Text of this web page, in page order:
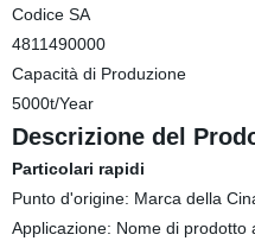
Codice SA
4811490000
Capacità di Produzione
5000t/Year
Descrizione del
Particolari rapidi
Punto d'origine: Marca della
Applicazione: Nome di